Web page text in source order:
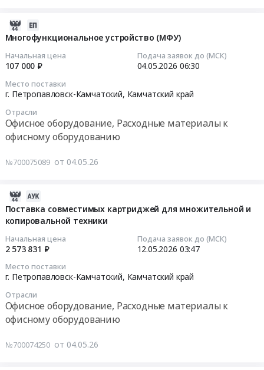
Многофункциональное устройство (МФУ)
Начальная цена
107 000 ₽
Подача заявок до (МСК)
04.05.2026 06:30
Место поставки
г. Петропавловск-Камчатский, Камчатский край
Отрасли
Офисное оборудование, Расходные материалы к
офисному оборудованию
№700075089 от 04.05.26
Поставка совместимых картриджей для множительной и
копировальной техники
Начальная цена
2 573 831 ₽
Подача заявок до (МСК)
12.05.2026 03:47
Место поставки
г. Петропавловск-Камчатский, Камчатский край
Отрасли
Офисное оборудование, Расходные материалы к
офисному оборудованию
№700074250 от 04.05.26